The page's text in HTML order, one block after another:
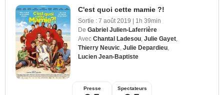
C'est quoi cette mamie ?!
Sortie : 7 août 2019 | 1h 39min
De Gabriel Julien-Laferrière
Avec Chantal Ladesou Julie Gayet
Thierry Neuvic Julie Depardieu
Lucien Jean-Baptiste
Presse Spectateurs